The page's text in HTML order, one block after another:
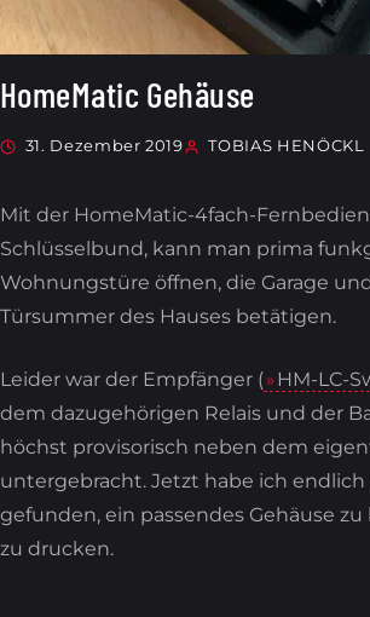
HomeMatic Gehäuse
31. Dezember 2019 TOBIAS HENÖCKL
Mit der HomeMatic-4fach-
Schlüsselbund, kann man prima
Wohnungstüre öffnen, die Garage
Türsummer des Hauses betätigen.
Leider war der Empfänger ( HM-LC-
dem dazugehörigen Relais und der
höchst provisorisch neben dem
untergebracht. Jetzt habe ich endlich
gefunden, ein passendes Gehäuse
zu drucken.